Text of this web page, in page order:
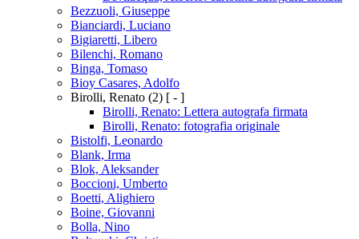
Bezzuoli, Giuseppe
Bianciardi, Luciano
Bigiaretti, Libero
Bilenchi, Romano
Binga, Tomaso
Bioy Casares, Adolfo
Birolli, Renato (2) [ - ]
Birolli, Renato: Lettera autografa firmata
Birolli, Renato: fotografia originale
Bistolfi, Leonardo
Blank, Irma
Blok, Aleksander
Boccioni, Umberto
Boetti, Alighiero
Boine, Giovanni
Bolla, Nino